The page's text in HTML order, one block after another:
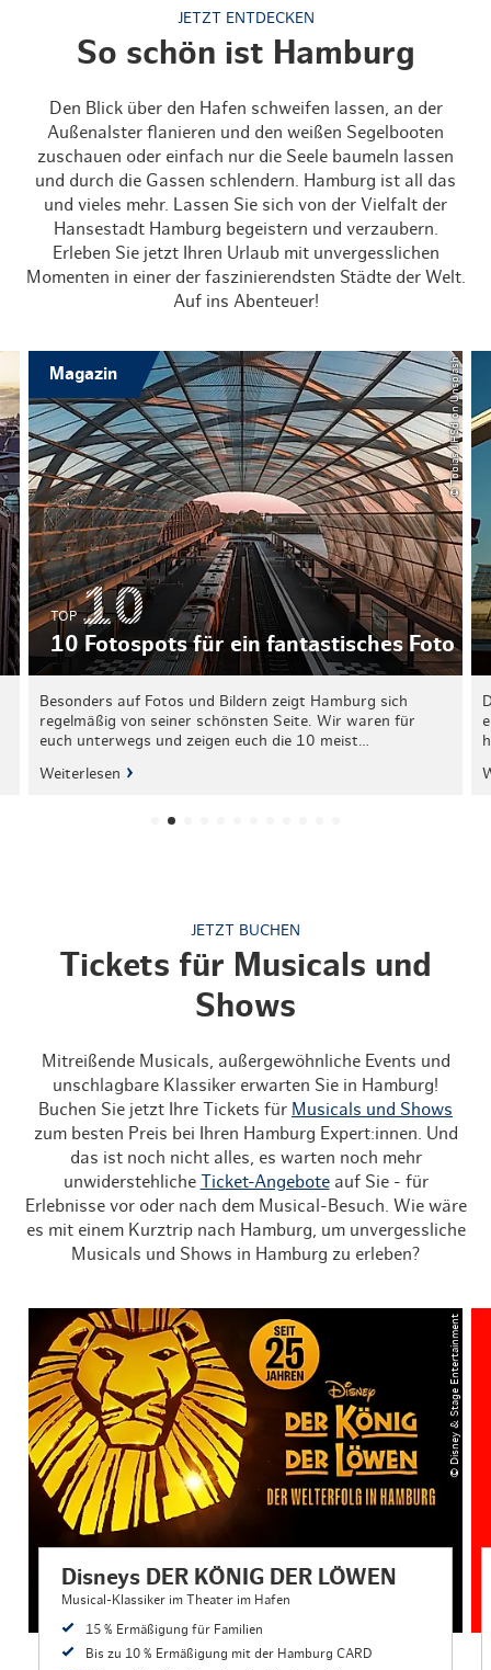
JETZT ENTDECKEN
So schön ist Hamburg
Den Blick über den Hafen schweifen lassen, an der
Außenalster flanieren und den weißen Segelbooten
zuschauen oder einfach nur die Seele baumeln lassen
und durch die Gassen schlendern. Hamburg ist all das
und vieles mehr. Lassen Sie sich von der Vielfalt der
Hansestadt Hamburg begeistern und verzaubern.
Erleben Sie jetzt Ihren Urlaub mit unvergesslichen
Momenten in einer der faszinierendsten Städte der Welt.
Auf ins Abenteuer!
© Tobias JlHSd on Unsplash
TOP
10 Fotospots für ein fantastisches Foto
Magazin
Besonders auf Fotos und Bildern zeigt Hamburg sich
regelmäßig von seiner schönsten Seite. Wir waren für
euch unterwegs und zeigen euch die 10 meist…
Weiterlesen
JETZT BUCHEN
Tickets für Musicals und
Shows
Mitreißende Musicals, außergewöhnliche Events und
unschlagbare Klassiker erwarten Sie in Hamburg!
Buchen Sie jetzt Ihre Tickets für Musicals und Shows
zum besten Preis bei Ihren Hamburg Expert:innen. Und
das ist noch nicht alles, es warten noch mehr
unwiderstehliche
Ticket-Angeboteauf Sie - für
Erlebnisse vor oder nach dem Musical-Besuch. Wie wäre
es mit einem Kurztrip nach Hamburg, um unvergessliche
Musicals und Shows in Hamburg zu erleben?
© Disney & Stage Entertainment
Disneys DER KÖNIG DER LÖWEN
Musical-Klassiker im Theater im Hafen
15 % Ermäßigung für Familien
Bis zu 10 % Ermäßigung mit der Hamburg CARD